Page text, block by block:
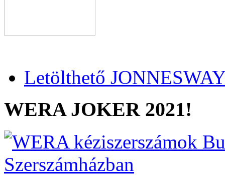
Letölthető
WERA JOKER 2021!